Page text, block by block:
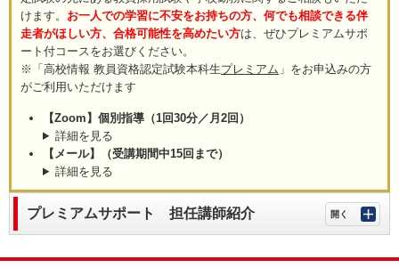
けます。 お一人での学習に不安をお持ちの方、何でも相談できる伴
走者がほしい方、合格可能性を高めたい方は、ぜひプレミアムサポ
ート付コースをお選びください。
※「高校情報 教員資格認定試験本科生プレミアム 」をお申込みの方
がご利用いただけます
【Zoom】個別指導（1回30分／月2回）
詳細を見る
【メール】（受講期間中15回まで）
詳細を見る
プレミアムサポート 担任講師紹介